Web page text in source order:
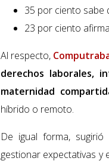
35 por ciento sabe
23 por ciento
Al respecto,
derechos laborales,
maternidad
híbrido o remoto.
De igual forma, sugirió
gestionar expectativas